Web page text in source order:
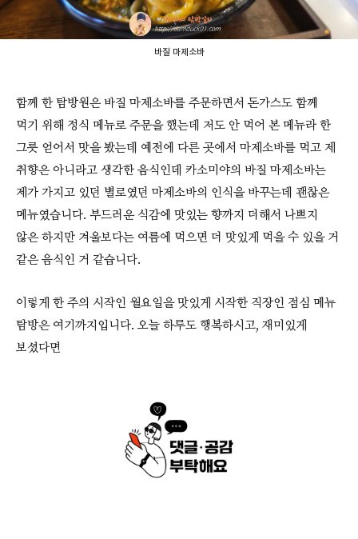
바질 마제소바
함께 한 탐방원은 바질 마제소바를 주문하면서 돈가스도 함께
먹기 위해 정식 메뉴로 주문을 했는데 저도 안 먹어 본 메뉴라 한
그릇 얻어서 맛을 봤는데 예전에 다른 곳에서 마제소바를 먹고 제
취향은 아니라고 생각한 음식인데 카소미야의 바질 마제소바는
제가 가지고 있던 별로였던 마제소바의 인식을 바꾸는데 괜찮은
메뉴였습니다. 부드러운 식감에 맛있는 향까지 더해서 나쁘지
않은 하지만 겨울보다는 여름에 먹으면 더 맛있게 먹을 수 있을 거
같은 음식인 거 같습니다.
이렇게 한 주의 시작인 월요일을 맛있게 시작한 직장인 점심 메뉴
탐방은 여기까지입니다. 오늘 하루도 행복하시고, 재미있게
보셨다면